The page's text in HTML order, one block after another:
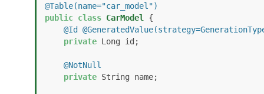
@Table(name="car_model")
public class CarModel {
@Id
private Long id;
@NotNull
private String name;